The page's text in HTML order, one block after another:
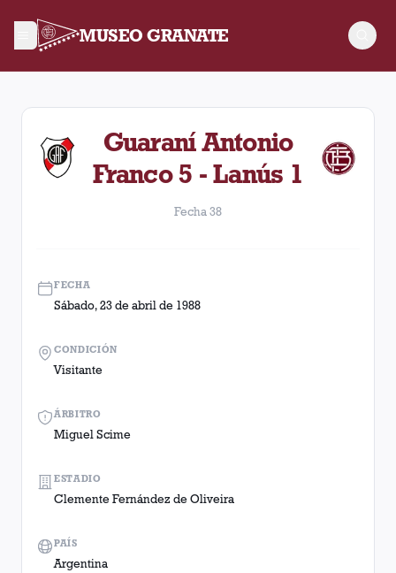
MUSEO GRANATE
Fecha 38. Partido entre Lanús y Guaraní Antonio Franco
Guaraní Antonio
Franco 5 - Lanús 1
Fecha 38
FECHA
Sábado, 23 de abril de 1988
ÁRBITRO
Miguel Scime
CONDICIÓN
Visitante
ESTADIO
Clemente Fernández de Oliveira
PAÍS
Argentina